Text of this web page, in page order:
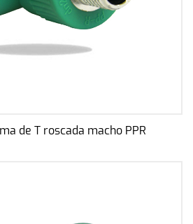
de T roscada macho PPR